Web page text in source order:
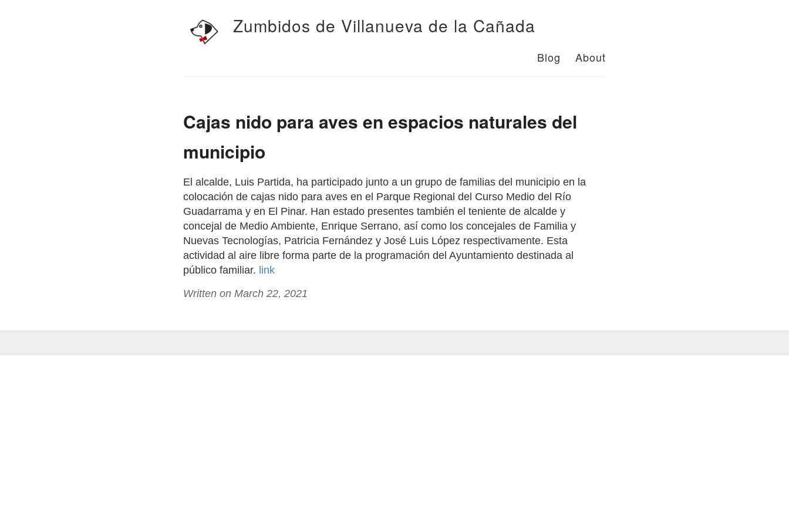
Zumbidos de Villanueva de la Cañada
Blog About
Cajas nido para aves en espacios naturales del
municipio
El alcalde, Luis Partida, ha participado junto a un grupo de familias del municipio en la
colocación de cajas nido para aves en el Parque Regional del Curso Medio del Río
Guadarrama y en El Pinar. Han estado presentes también el teniente de alcalde y
concejal de Medio Ambiente, Enrique Serrano, así como los concejales de Familia y
Nuevas Tecnologías, Patricia Fernández y José Luis López respectivamente. Esta
actividad al aire libre forma parte de la programación del Ayuntamiento destinada al
público familiar. link
Written on March 22, 2021